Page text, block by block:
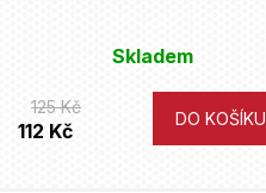
Skladem
125 Kč
112 Kč
DO KOŠÍKU